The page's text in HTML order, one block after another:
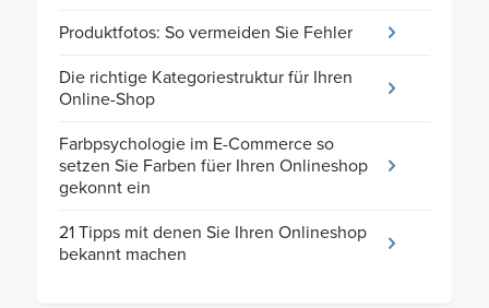
Produktfotos: So vermeiden Sie Fehler
Die richtige Kategoriestruktur für Ihren
Online-Shop
Farbpsychologie im E-Commerce so
setzen Sie Farben füer Ihren Onlineshop
gekonnt ein
21 Tipps mit denen Sie Ihren Onlineshop
bekannt machen